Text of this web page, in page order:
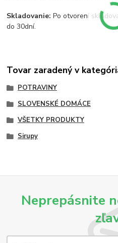
Skladovanie:Po otvorení
do 30dní.
Tovar zaradený v
POTRAVINY
SLOVENSKÉ DOMÁCE
VŠETKY PRODUKTY
Sirupy
Neprepásnite